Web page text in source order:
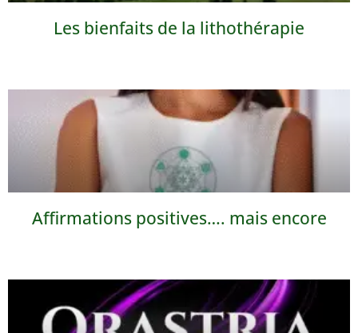
Les bienfaits de la lithothérapie
Affirmations positives…. mais encore